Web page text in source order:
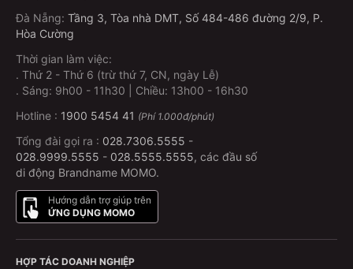
Đà Nẵng: Tầng 3, Tòa nhà DMT, Số 484-486 đường 2/9, P.
Hòa Cường
Thời gian làm việc:
. Thứ 2 - Thứ 6 (trừ thứ 7, CN, ngày Lễ)
. Sáng: 9h00 - 11h30 | Chiều: 13h00 - 16h30
Hotline : 1900 5454 41 (Phí 1.000đ/phút)
Tổng đài gọi ra : 028.7306.5555 -
028.9999.5555 - 028.5555.5555, các đầu số
di động Brandname MOMO.
Hướng dẫn trợ giúp trên
ỨNG DỤNG MOMO
HỢP TÁC DOANH NGHIỆP